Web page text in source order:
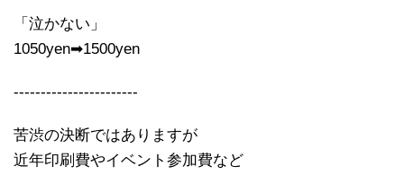
「泣かない」
1050yen➡1500yen
-----------------------
苦渋の決断ではありますが
近年印刷費やイベント参加費など